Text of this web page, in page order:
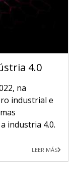
4.0
na
industrial e
industria 4.0.
LEER MÁS